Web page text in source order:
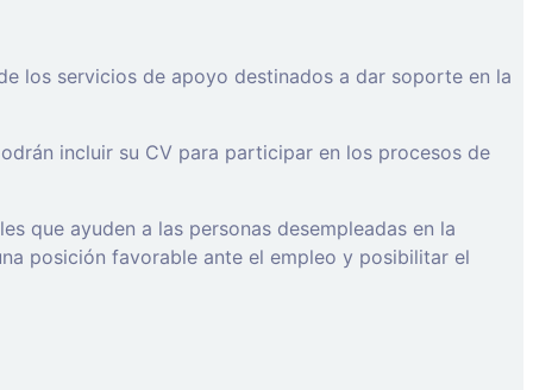
los servicios de apoyo destinados a dar soporte en la
incluir su CV para participar en los procesos de
que ayuden a las personas desempleadas en la
posición favorable ante el empleo y posibilitar el